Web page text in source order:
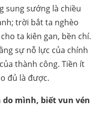
sung sướng là chiều
trời bắt ta nghèo
ta kiên gan, bền chí.
sự nỗ lực của chính
thành công. Tiền ít
đủ là được.
do mình, biết vun vén